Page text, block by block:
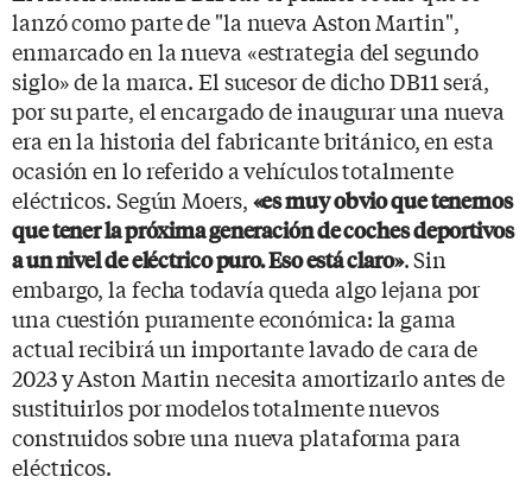
lanzó como parte de "la nueva Aston Martin",
enmarcado en la nueva «estrategia del segundo
siglo» de la marca. El sucesor de dicho DB11 será,
por su parte, el encargado de inaugurar una nueva
era en la historia del fabricante británico, en esta
ocasión en lo referido a vehículos totalmente
eléctricos. Según Moers, «es muy obvio que tenemos
que tener la próxima generación de coches deportivos
a un nivel de eléctrico puro. Eso está claro». Sin
embargo, la fecha todavía queda algo lejana por
una cuestión puramente económica: la gama
actual recibirá un importante lavado de cara de
2023 y Aston Martin necesita amortizarlo antes de
sustituirlos por modelos totalmente nuevos
construidos sobre una nueva plataforma para
eléctricos.